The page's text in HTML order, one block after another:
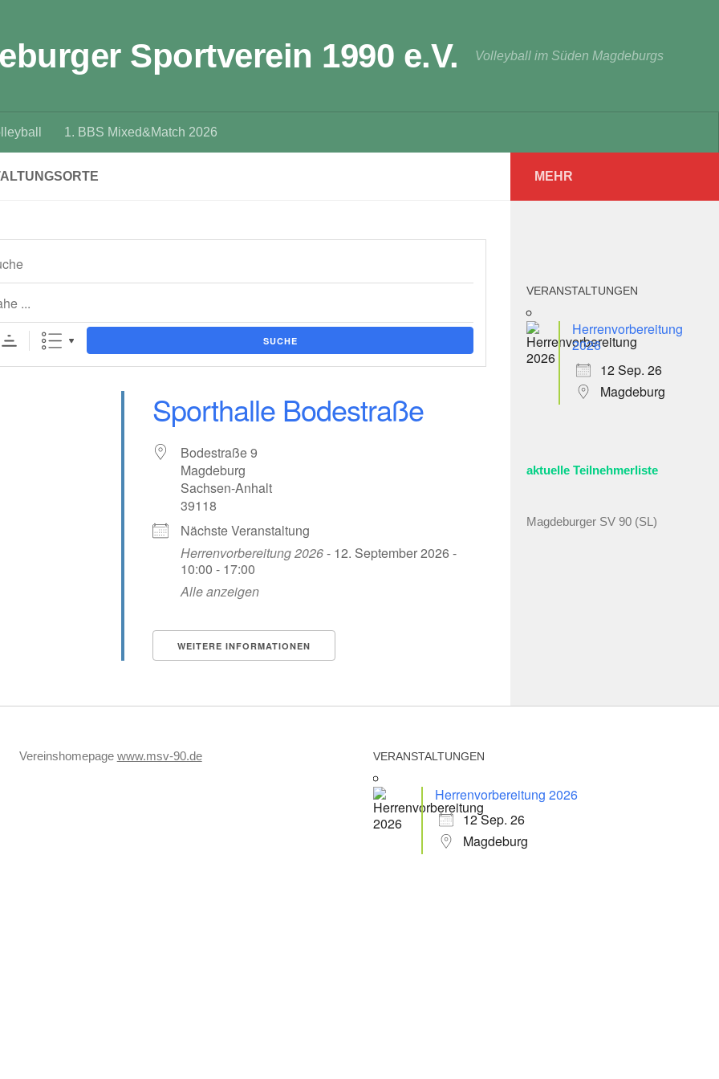
Sportverein 1990 e.V. Volleyball im Süden Magdeburgs
1. BBS Mixed&Match 2026
SUCHE
Sporthalle Bodestraße
Bodestraße 9
Magdeburg
Sachsen-Anhalt
39118
Nächste Veranstaltung
Herrenvorbereitung 2026- 12. September 2026 -
10:00 - 17:00
Alle anzeigen
WEITERE INFORMATIONEN
MEHR
VERANSTALTUNGEN
Herrenvorbereitung
2026
12 Sep. 26
Magdeburg
aktuelle Teilnehmerliste
Magdeburger SV 90 (SL)
Vereinshomepage www.msv-90.de VERANSTALTUNGEN
Herrenvorbereitung 2026
12 Sep. 26
Magdeburg